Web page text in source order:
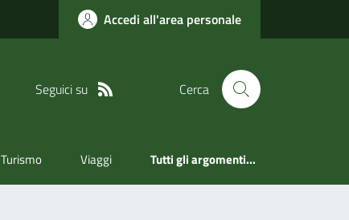
Accedi all'area personale
Seguici su Cerca
Turismo Viaggi Tutti gli argomenti...